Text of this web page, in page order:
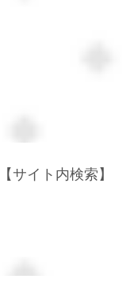
【サイト内検索】